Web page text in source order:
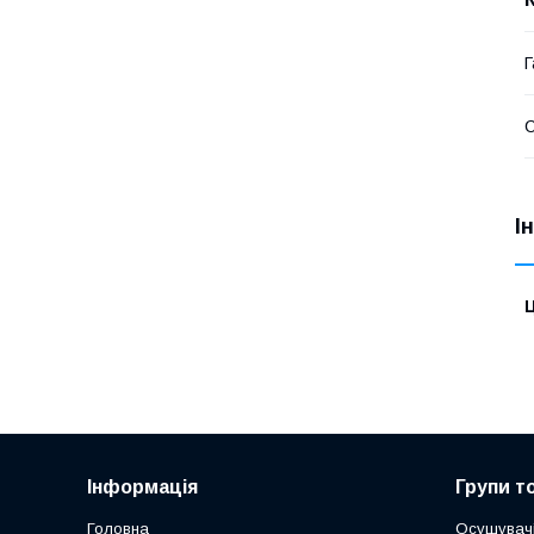
Інформація
Головна
Групи